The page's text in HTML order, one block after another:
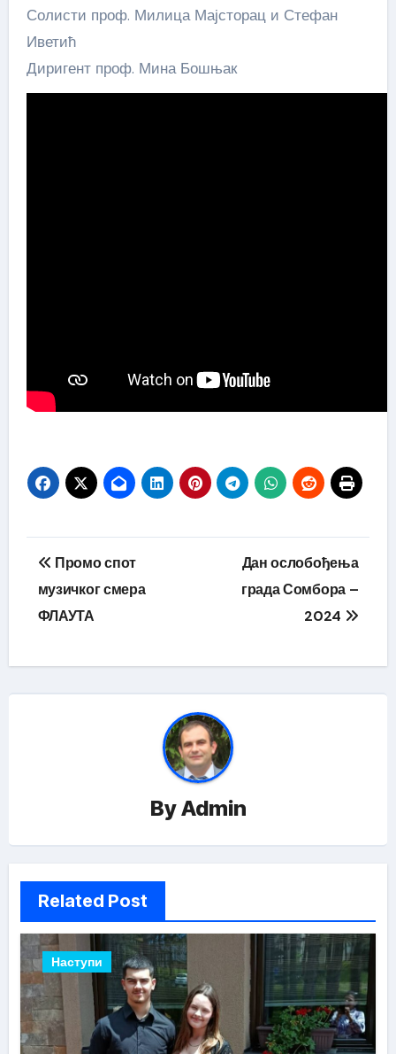
Солисти проф. Милица Мајсторац и Стефан
Иветић
Диригент проф. Мина Бошњак
Кретање
чланка
Промо спот
музичког смера
ФЛАУТА
Дан ослобођења
града Сомбора –
2024
ByAdmin
Related Post
Наступи